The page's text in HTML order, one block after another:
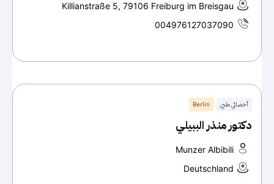
Killianstraße 5, 79106 Freiburg im Breisgau
004976127037090
أخصائي طبي Berlin
دكتور منذر الببيلي
Munzer Albibili
Deutschland